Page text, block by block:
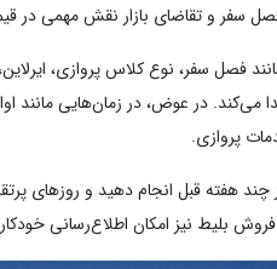
سفر و تقاضای بازار نقش مهمی در
فصل سفر، نوع کلاس پروازی،
می‌کند. در عوض، در زمان‌هایی مانند
هفته قبل انجام دهید و روزهای
بلیط نیز امکان اطلاع‌رسانی